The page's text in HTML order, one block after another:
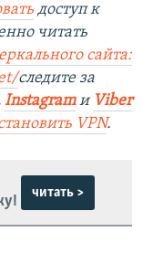
доступ к
читать
сайта:
следите за
Instagram и Viber
VPN.
читать >